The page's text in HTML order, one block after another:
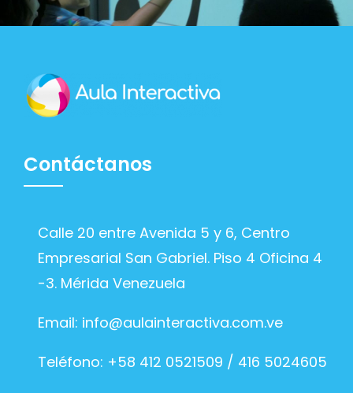
Contáctanos
Calle 20 entre Avenida 5 y 6, Centro
Empresarial San Gabriel. Piso 4 Oficina 4
-3. Mérida Venezuela
Email: info@aulainteractiva.com.ve
Teléfono: +58 412 0521509 / 416 5024605